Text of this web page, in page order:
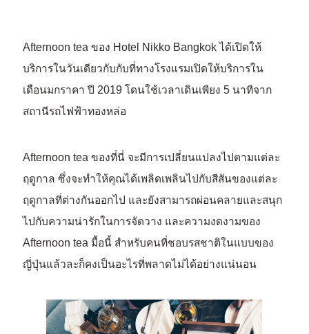
Afternoon tea ของ Hotel Nikko Bangkok ได้เปิดให้
บริการในวันเดียวกับกับที่ทางโรงแรมเปิดให้บริการใน
เดือนมกราคา ปี 2019 โดนใช้เวลาเดินเพียง 5 นาทีจาก
สถานีรถไฟฟ้าทองหล่อ
Afternoon tea ของที่นี่ จะมีการเปลี่ยนแปลงไปตามแต่ละ
ฤดูกาล ซึ่งจะทำให้คุณได้เพลิดเพลินไปกับสีสันของแต่ละ
ฤดูกาลที่ต่างกันออกไป และยังสามารถผ่อนคลายและสนุก
ไปกับความน่ารักในการจัดวาง และความงดงามของ
Afternoon tea มื้อนี้ สำหรับคนที่ชอบรสชาติในแบบของ
ญี่ปุ่นแล้วละก็คงเป็นอะไรที่พลาดไม่ได้อย่างแน่นอน